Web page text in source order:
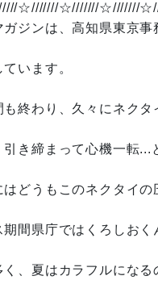
☆///////☆///////☆///////
ジンは、高知県東京事
います。
終わり、久々にネクタ
引き締まって心機一転...
はどうもこのネクタイの
期間県庁ではくろしおく
、夏はカラフルになる